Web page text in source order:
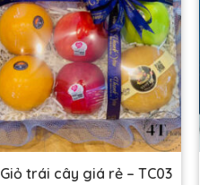
Giỏ trái cây giá rẻ – TC03